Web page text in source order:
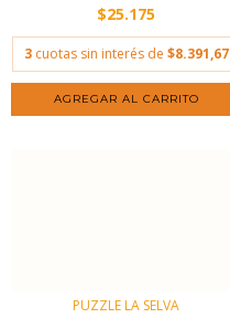
$25.175
3 cuotas sin interés de $8.391,67
PUZZLE LA SELVA